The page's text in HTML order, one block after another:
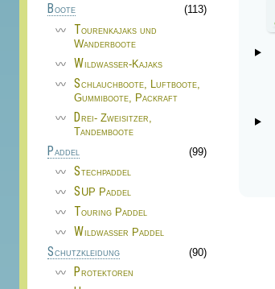
Boote
(113)
Tourenkajaks und
Wanderboote
Wildwasser-Kajaks
Schlauchboote, Luftboote,
Gummiboote, Packraft
Drei- Zweisitzer,
Tandemboote
Paddel
(99)
Stechpaddel
SUP Paddel
Touring Paddel
Wildwasser Paddel
Schutzkleidung
(90)
Protektoren